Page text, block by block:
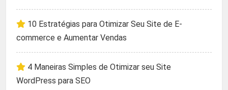
10 Estratégias para Otimizar Seu Site de E-
commerce e Aumentar Vendas
4 Maneiras Simples de Otimizar seu Site
WordPress para SEO